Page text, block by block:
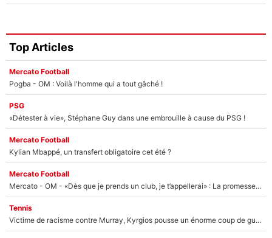
Top Articles
Mercato Football
Pogba - OM : Voilà l'homme qui a tout gâché !
PSG
«Détester à vie», Stéphane Guy dans une embrouille à cause du PSG !
Mercato Football
Kylian Mbappé, un transfert obligatoire cet été ?
Mercato Football
Mercato - OM - «Dès que je prends un club, je t’appellerai» : La promesse de Marcelino au moment de claquer la porte
Tennis
Victime de racisme contre Murray, Kyrgios pousse un énorme coup de gueule !